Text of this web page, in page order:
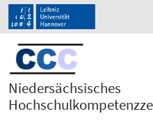
Niedersächsisches